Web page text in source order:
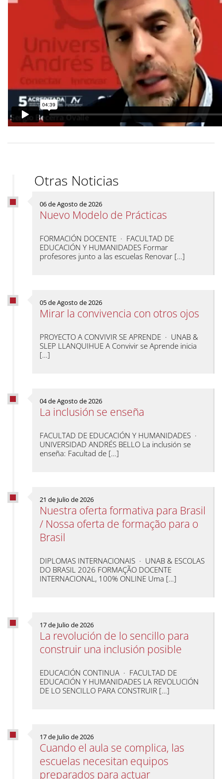
Otras Noticias
06 de Agosto de 2026
Nuevo Modelo de Prácticas
FORMACIÓN DOCENTE · FACULTAD DE
EDUCACIÓN Y HUMANIDADES Formar
profesores junto a las escuelas Renovar […]
05 de Agosto de 2026
Mirar la convivencia con otros ojos
PROYECTO A CONVIVIR SE APRENDE · UNAB &
SLEP LLANQUIHUE A Convivir se Aprende inicia
[…]
04 de Agosto de 2026
La inclusión se enseña
FACULTAD DE EDUCACIÓN Y HUMANIDADES ·
UNIVERSIDAD ANDRÉS BELLO La inclusión se
enseña: Facultad de […]
21 de Julio de 2026
Nuestra oferta formativa para Brasil
/ Nossa oferta de formação para o
Brasil
DIPLOMAS INTERNACIONAIS · UNAB & ESCOLAS
DO BRASIL 2026 FORMAÇÃO DOCENTE
INTERNACIONAL, 100% ONLINE Uma […]
17 de Julio de 2026
La revolución de lo sencillo para
construir una inclusión posible
EDUCACIÓN CONTINUA · FACULTAD DE
EDUCACIÓN Y HUMANIDADES LA REVOLUCIÓN
DE LO SENCILLO PARA CONSTRUIR […]
17 de Julio de 2026
Cuando el aula se complica, las
escuelas necesitan equipos
preparados para actuar